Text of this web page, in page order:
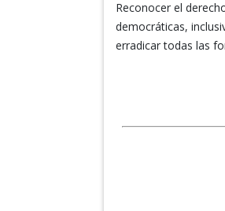
Reconocer el
democráticas,
erradicar todas las